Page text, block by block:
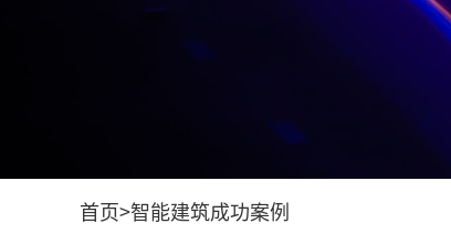
首页>智能建筑成功案例